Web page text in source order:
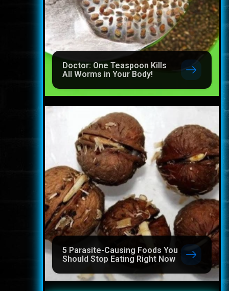
Doctor: One Teaspoon Kills
All Worms in Your Body!
5 Parasite-Causing Foods You
Should Stop Eating Right Now